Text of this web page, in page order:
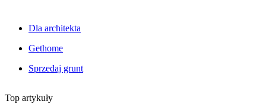
Dla architekta
Gethome
Sprzedaj grunt
Top artykuły